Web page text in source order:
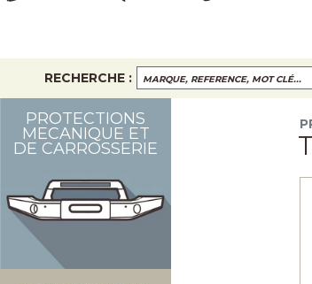
RECHERCHE :
PROTECTIONS
MECANIQUE ET
DE CARROSSERIE